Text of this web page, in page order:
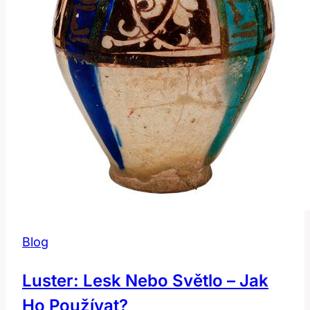
Blog
Luster: Lesk Nebo Světlo – Jak
Ho Používat?